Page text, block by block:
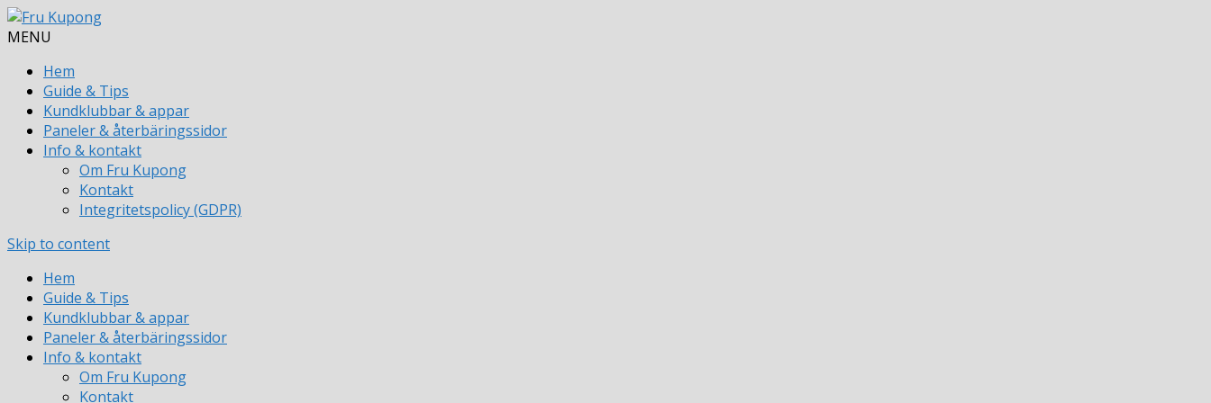
MENU
Hem
Guide & Tips
Kundklubbar & appar
Paneler & återbäringssidor
Info & kontakt
Om Fru Kupong
Kontakt
Integritetspolicy (GDPR)
Skip to content
Hem
Guide & Tips
Kundklubbar & appar
Paneler & återbäringssidor
Info & kontakt
Om Fru Kupong
Kontakt